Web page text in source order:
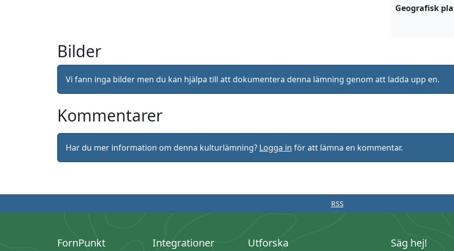
Geografisk
Bilder
Vi fann inga bilder men du kan hjälpa till att dokumentera denna lämning genom att ladda upp en.
Kommentarer
Har du mer information om denna kulturlämning? Logga in för att lämna en kommentar.
RSS
FornPunkt Integrationer Utforska Säg hej!